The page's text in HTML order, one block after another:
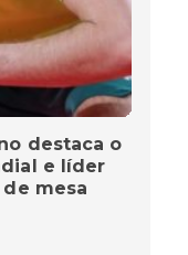
destaca o
e líder
mesa